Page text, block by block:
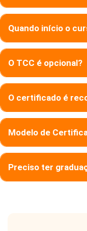
Quando início o
O TCC é opcional?
O certificado é
Modelo de
Preciso ter